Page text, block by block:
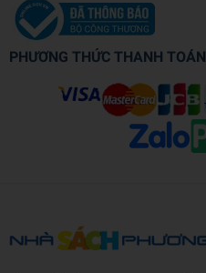
PHƯƠNG THỨC THANH TOÁN